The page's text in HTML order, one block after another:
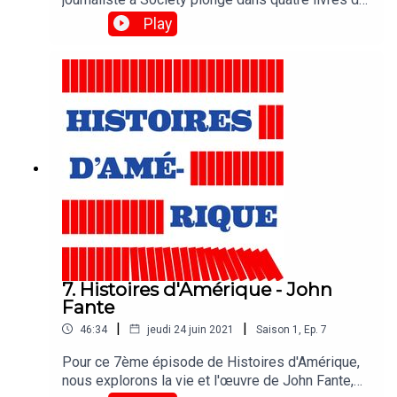
Jim Harrison : En Marge d’abord, ses mémoires
publiées en 2003, puis la femme aux lucioles,
Julip, et l’été où il faillit mourir, respectivement
c’est à dire des textes entre la longue nouvelle et
le court roman, sont réunies en un seul volume.
Les deux œuvres sont publiées chez 10/18.
Play
7. Histoires d'Amérique - John
Fante
46:34 | jeudi 24 juin 2021 | Saison 1 , Ep. 7
Pour ce 7ème épisode de Histoires d'Amérique,
nous explorons la vie et l'œuvre de John Fante,